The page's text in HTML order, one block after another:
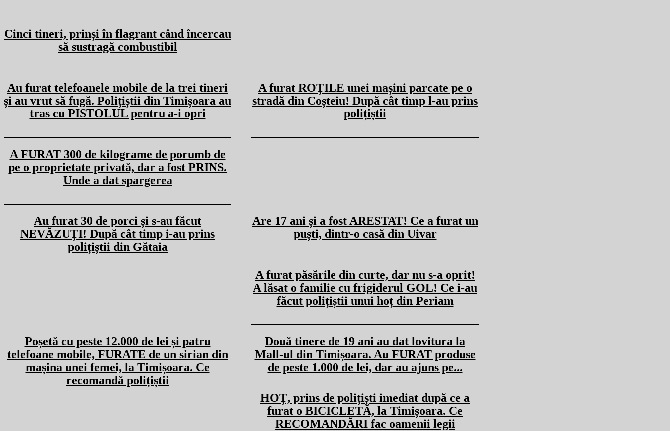
Cinci tineri, prinși în flagrant când încercau
să sustragă combustibil
Au furat telefoanele mobile de la trei tineri
și au vrut să fugă. Polițiștii din Timișoara au
tras cu PISTOLUL pentru a-i opri
A furat ROȚILE unei mașini parcate pe o
stradă din Coșteiu! După cât timp l-au prins
polițiștii
A FURAT 300 de kilograme de porumb de
pe o proprietate privată, dar a fost PRINS.
Unde a dat spargerea
Au furat 30 de porci și s-au făcut
NEVĂZUȚI! După cât timp i-au prins
polițiștii din Gătaia
Are 17 ani și a fost ARESTAT! Ce a furat un
puști, dintr-o casă din Uivar
A furat păsările din curte, dar nu s-a oprit!
A lăsat o familie cu frigiderul GOL! Ce i-au
făcut polițiștii unui hoț din Periam
Poșetă cu peste 12.000 de lei și patru
telefoane mobile, FURATE de un sirian din
mașina unei femei, la Timișoara. Ce
recomandă polițiștii
Două tinere de 19 ani au dat lovitura la
Mall-ul din Timișoara. Au FURAT produse
de peste 1.000 de lei, dar au ajuns pe...
HOȚ, prins de polițiști imediat după ce a
furat o BICICLETĂ, la Timișoara. Ce
RECOMANDĂRI fac oamenii legii